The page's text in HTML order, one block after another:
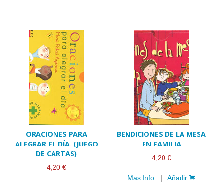
ORACIONES PARA
ALEGRAR EL DÍA. (JUEGO
DE CARTAS)
4,20 €
BENDICIONES DE LA MESA
EN FAMILIA
4,20 €
Mas Info |Añadir